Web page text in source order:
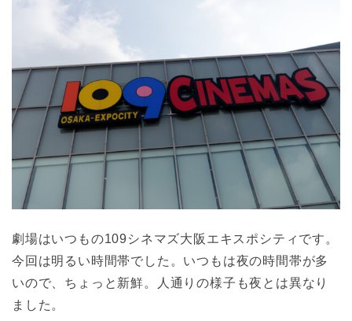
劇場はいつもの109シネマズ大阪エキスポシティです。
今回は明るい時間帯でした。いつもは夜の時間帯が多
いので、ちょっと新鮮。人通りの様子も夜とは異なり
ました。